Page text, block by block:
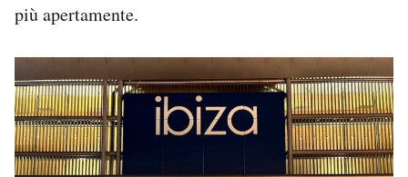
più apertamente.